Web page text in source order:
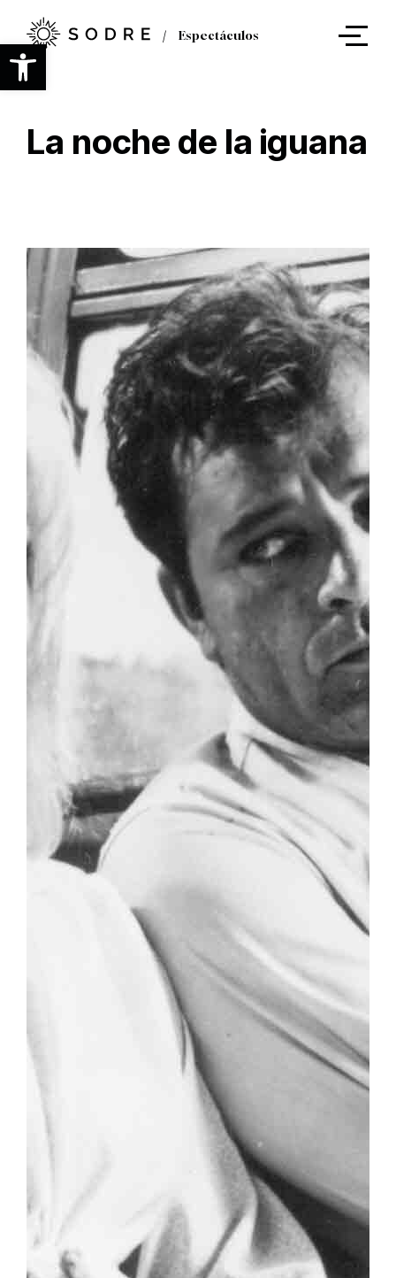
Abrir barra de herramientas
contenido
principal
Espectáculos
La noche de la iguana